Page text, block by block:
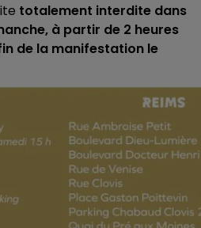
totalement interdite dans
à partir de 2 heures
de la manifestation le